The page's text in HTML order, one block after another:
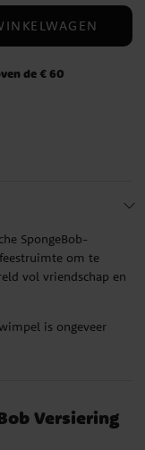
de € 60
SpongeBob-
om te
vol vriendschap en
is ongeveer
Versiering